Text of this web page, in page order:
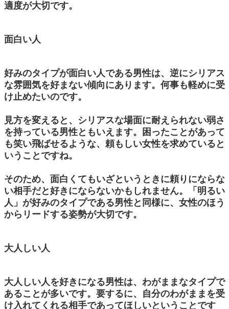
適度が大切です。
面白い人
好みのタイプが面白い人である男性は、逆にシリアス
な雰囲気を好まない傾向にあります。何事も軽めに受
け止めたいのです。
見方を変えると、シリアスな場面に耐えられない弱さ
を持っている男性ともいえます。困ったことがあって
も笑い飛ばせるような、頼もしい女性を求めていると
いうことですね。
そのため、面白くてもいざというときに頼りにならな
い相手だと好きにならないかもしれません。「明るい
人」が好みのタイプである男性と同様に、女性のほう
からリードする姿勢が大切です。
大人しい人
大人しい人を好きになる男性は、わがままなタイプで
あることが多いです。要するに、自分のわがままを受
け入れてくれる相手であってほしいということです